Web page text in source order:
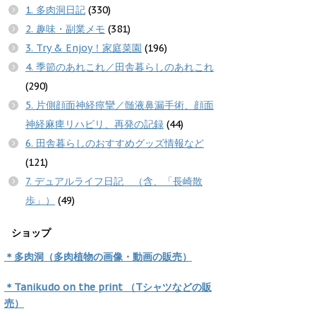
1. 多肉洞日記 (330)
2. 趣味・副業メモ (381)
3. Try & Enjoy！家庭菜園 (196)
4. 季節のあれこれ／田舎暮らしのあれこれ
(290)
5. 片側顔面神経痙攣／髄液鼻漏手術、顔面
神経麻痺リハビリ、再発の記録 (44)
6. 田舎暮らしのおすすめグッズ情報など
(121)
7. デュアルライフ日記 （含、「長崎散
歩」）
(49)
ショップ
＊多肉洞（多肉植物の画像・動画の販売）
＊Tanikudo on the print （Tシャツなどの販
売）